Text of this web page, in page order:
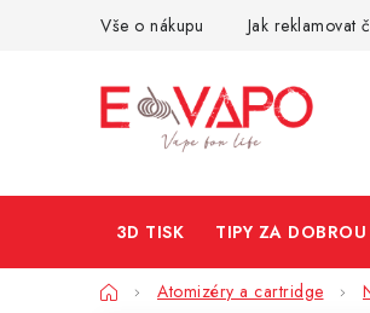
Vše o nákupu Jak reklamovat
3D TISK TIPY ZA DOBROU
DomůAtomizéry a cartridge